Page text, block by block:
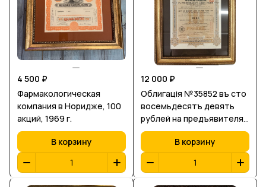
4 500 ₽
Фармакологическая
компания в Норидже, 100
акций, 1969 г.
В корзину
12 000 ₽
Облигацiя №35852 въ сто
восемьдесятъ девять
рублей на предъявителя,
Заем города Москвы 1908
В корзину